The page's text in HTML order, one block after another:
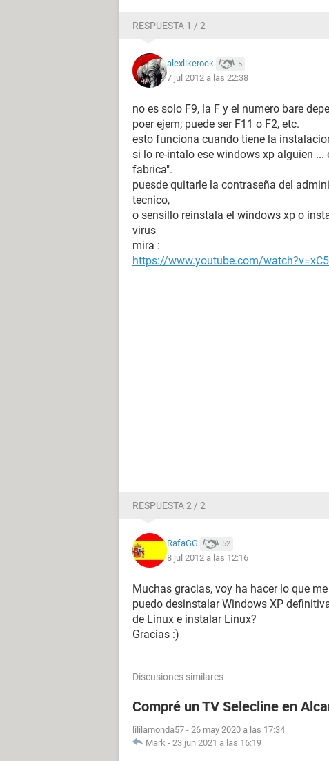
RESPUESTA 1 / 2
alexlikerock 5
7 jul 2012 a las 22:38
no es solo F9, la F y el numero bare
poer ejem; puede ser F11 o F2, etc.
esto funciona cuando tiene la
si lo re-intalo ese windows xp alguien
fabrica".
puesde quitarle la contraseña del
tecnico,
o sensillo reinstala el windows xp o
virus
mira :
https://www.youtube.com/
RESPUESTA 2 / 2
RafaGG 52
8 jul 2012 a las 12:16
Muchas gracias, voy ha hacer lo que
puedo desinstalar Windows XP
de Linux e instalar Linux?
Gracias :)
Discusiones similares
Compré un TV Selecline en
lililamonda57 - 26 may 2020 a las 17:34
Mark - 23 jun 2021 a las 16:19